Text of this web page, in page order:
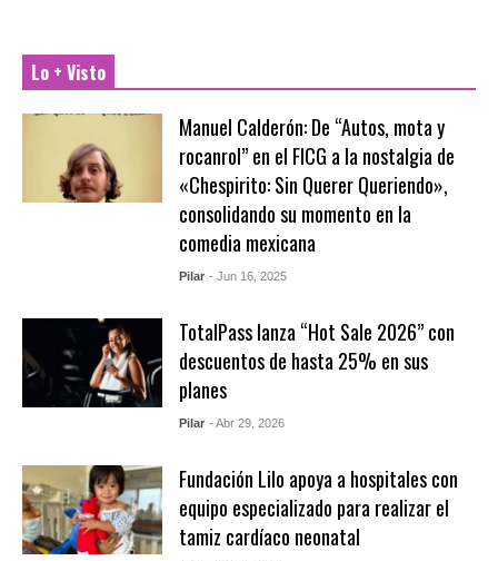
Lo + Visto
Manuel Calderón: De “Autos, mota y
rocanrol” en el FICG a la nostalgia de
«Chespirito: Sin Querer Queriendo»,
consolidando su momento en la
comedia mexicana
Pilar - Jun 16, 2025
TotalPass lanza “Hot Sale 2026” con
descuentos de hasta 25% en sus
planes
Pilar - Abr 29, 2026
Fundación Lilo apoya a hospitales con
equipo especializado para realizar el
tamiz cardíaco neonatal